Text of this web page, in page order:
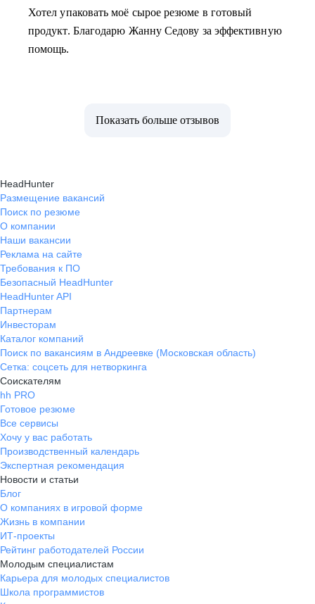
Хотел упаковать моё сырое резюме в готовый
продукт. Благодарю Жанну Седову за эффективную
помощь.
Показать больше отзывов
HeadHunter
Размещение вакансий
Поиск по резюме
О компании
Наши вакансии
Реклама на сайте
Требования к ПО
Безопасный HeadHunter
HeadHunter API
Партнерам
Инвесторам
Каталог компаний
Поиск по вакансиям в Андреевке (Московская область)
Сетка: соцсеть для нетворкинга
Соискателям
hh PRO
Готовое резюме
Все сервисы
Хочу у вас работать
Производственный календарь
Экспертная рекомендация
Новости и статьи
Блог
О компаниях в игровой форме
Жизнь в компании
ИТ-проекты
Рейтинг работодателей России
Молодым специалистам
Карьера для молодых специалистов
Школа программистов